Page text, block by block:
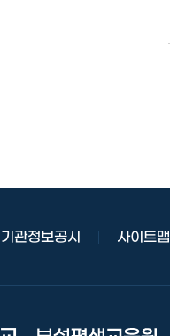
기관정보공시 사이트맵